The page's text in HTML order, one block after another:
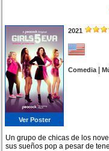
Ver Poster
2021
Comedia|
Un grupo de chicas de los
sus sueños pop a pesar de